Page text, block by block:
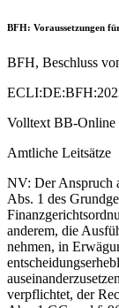
BFH: Voraussetzungen
BFH, Beschluss
Volltext BB-
Amtliche Leitsätze
NV: Der Anspruch
Abs. 1 des
anderem, die
nehmen, in
verpflichtet, der